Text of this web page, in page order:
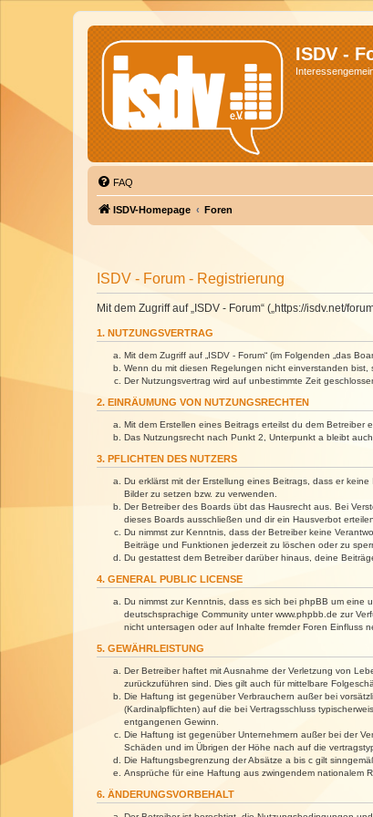
ISDV -
FAQ
ISDV-Homepage Foren
ISDV - Forum - Registrierung
Mit dem Zugriff auf „ISDV - Forum“ („https://isdv.net/
1. NUTZUNGSVERTRAG
Mit dem Zugriff auf „ISDV - Forum“ (im Folgenden „das
Wenn du mit diesen Regelungen nicht einverstanden
Der Nutzungsvertrag wird auf unbestimmte Zeit
2. EINRÄUMUNG VON NUTZUNGSRECHTEN
Mit dem Erstellen eines Beitrags erteilst du dem Betreiber
Das Nutzungsrecht nach Punkt 2, Unterpunkt a bleibt
3. PFLICHTEN DES NUTZERS
Du erklärst mit der Erstellung eines Beitrags, dass er
Bilder zu setzen bzw. zu verwenden.
Der Betreiber des Boards übt das Hausrecht aus. Bei
dieses Boards ausschließen und dir ein Hausverbot erteilen.
Du nimmst zur Kenntnis, dass der Betreiber keine
Beiträge und Funktionen jederzeit zu löschen oder zu
Du gestattest dem Betreiber darüber hinaus, deine
4. GENERAL PUBLIC LICENSE
Du nimmst zur Kenntnis, dass es sich bei phpBB um eine
deutschsprachige Community unter www.phpbb.de zur
nicht untersagen oder auf Inhalte fremder Foren Einfluss
5. GEWÄHRLEISTUNG
Der Betreiber haftet mit Ausnahme der Verletzung von
zurückzuführen sind. Dies gilt auch für mittelbare
Die Haftung ist gegenüber Verbrauchern außer bei
(Kardinalpflichten) auf die bei Vertragsschluss
entgangenen Gewinn.
Die Haftung ist gegenüber Unternehmern außer bei der
Schäden und im Übrigen der Höhe nach auf die
Die Haftungsbegrenzung der Absätze a bis c gilt
Ansprüche für eine Haftung aus zwingendem nationalem
6. ÄNDERUNGSVORBEHALT